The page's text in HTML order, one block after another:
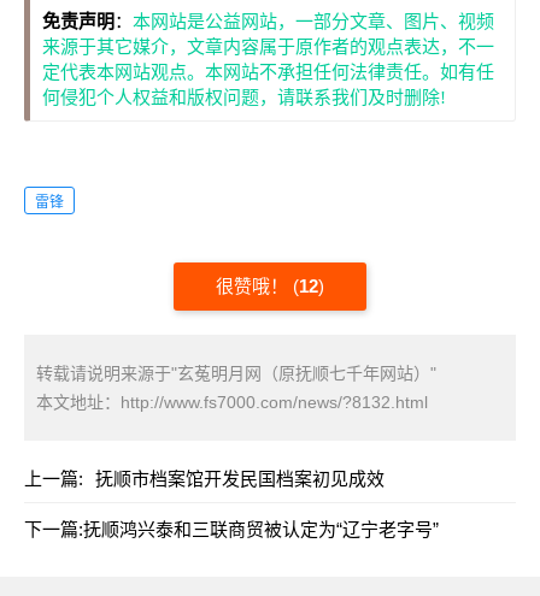
免责声明 ： 本网站是公益网站，一部分文章、图片、视频
来源于其它媒介，文章内容属于原作者的观点表达，不一
定代表本网站观点。本网站不承担任何法律责任。如有任
何侵犯个人权益和版权问题，请联系我们及时删除!
雷锋
很赞哦！ (12)
转载请说明来源于"玄菟明月网（原抚顺七千年网站）"
本文地址： http://www.fs7000.com/news/?8132.html
上一篇: 抚顺市档案馆开发民国档案初见成效
下一篇:抚顺鸿兴泰和三联商贸被认定为“辽宁老字号”